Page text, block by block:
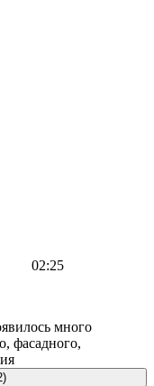
02:25
много
фасадного,